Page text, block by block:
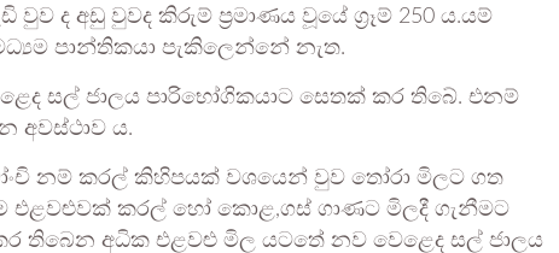
ද අඩු වුවද කිරුම් ප්‍රමාණය වූයේ ග්‍රෑම් 250 ය.යම්
පාන්තිකයා පැකිලෙන්නේ නැත.
සල් ජාලය පාරිභෝගිකයාට සෙතක් කර තිබේ. එනම්
අවස්ථාව ය.
නම් කරල් කිහිපයක් වශයෙන් වුව තෝරා මිලට ගත
එළවළුවක් කරල් හෝ කොළ,ගස් ගාණට මිලදී ගැනීමට
අධික එළවළු මිල යටතේ නව වෙළෙද සල් ජාලය